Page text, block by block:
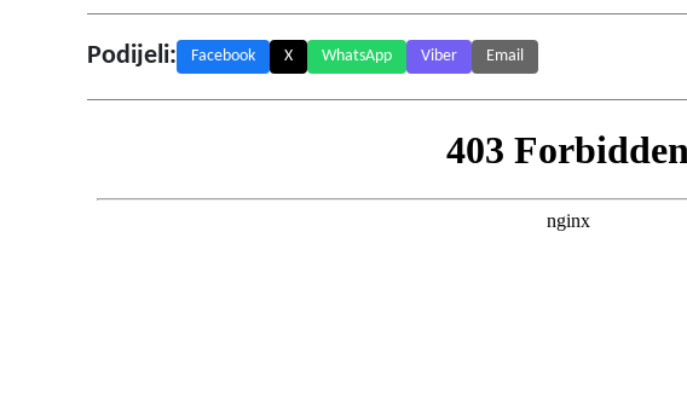
Podijeli: Facebook X WhatsApp Viber Email